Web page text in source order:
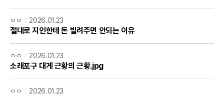
ㅇㅇ 2026.01.23
절대로 지인한테 돈 빌려주면 안되는 이유
ㅇㅇ 2026.01.23
소래포구 대게 근황의 근황.jpg
ㅇㅇ 2026.01.23